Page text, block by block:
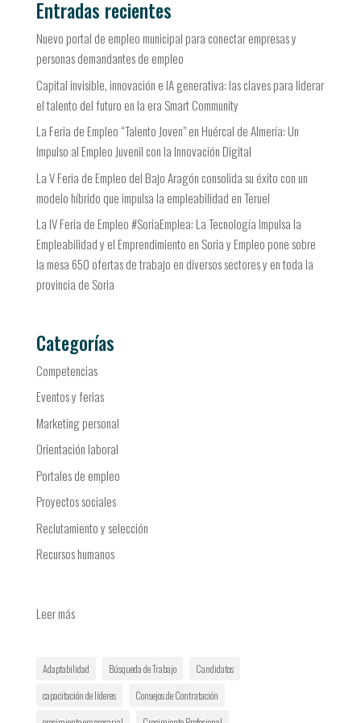
Entradas recientes
Nuevo portal de empleo municipal para conectar empresas y
personas demandantes de empleo
Capital invisible, innovación e IA generativa: las claves para liderar
el talento del futuro en la era Smart Community
La Feria de Empleo “Talento Joven” en Huércal de Almería: Un
Impulso al Empleo Juvenil con la Innovación Digital
La V Feria de Empleo del Bajo Aragón consolida su éxito con un
modelo híbrido que impulsa la empleabilidad en Teruel
La IV Feria de Empleo #SoriaEmplea: La Tecnología Impulsa la
Empleabilidad y el Emprendimiento en Soria y Empleo pone sobre
la mesa 650 ofertas de trabajo en diversos sectores y en toda la
provincia de Soria
Categorías
Competencias
Eventos y ferias
Marketing personal
Orientación laboral
Portales de empleo
Proyectos sociales
Reclutamiento y selección
Recursos humanos
Leer más:
de
las
Adaptabilidad Búsqueda de Trabajo
Candidatos
capacitación de líderes
Consejos de Contratación